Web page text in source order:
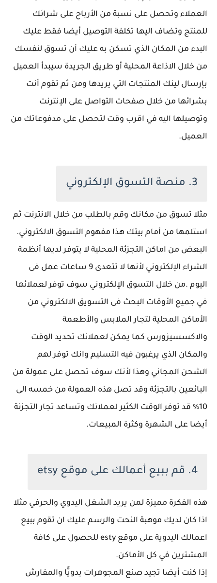
العملاء وتحصل على نسبة من الأرباح على شرائك
للمنتج وتضاف اليها تكلفة التوصيل أيضا فقط عليك
البدء من المكان الذي تسكن به عليك أن تسوق لنفسك
من خلال الاذاعة المحلية أو طريق الجريدة سيبدأ العميل
بإرسال لينك المنتجات التي يريدها ومن ثم تقوم أنت
بشرائها من خلال صفحات التواصل على الإنترنت
وتوصيلها اليه في اقرب وقت لتحصل على مدفوعاتك من
العميل.
3. منصة التسوق الإلكتروني
مثلا تسوق من مكانك وقم بالطلب من خلال الانترنت ثم
استلمها من أمام بيتك هذا مفهوم التسوق الالكتروني.
البعض من اماكن التجزئة المحلية لا يتوفر لديها أنظمة
الشراء الإلكتروني لأنها لا تتعدى 9 ساعات عمل فى
اليوم .من خلال التسوق الإلكتروني سوف توفر لعملائها
في جميع الأوقات البحث فى التسويق الالكتروني من
الأماكن المحلية لتجار الملابس والأطعمة
والاكسسيزورس كما يمكن لعملائك تحديد الوقت
والمكان الذي يرغبون فيه التسليم وانك توفر لهم
الشحن المجاني وهذا لأنك سوف تحصل على عمولة من
البائعين بالتجزئة وقد تصل هذه العمولة من خمسه الى
10% قد توفر الوقت الكثير لعملائك وتساعد تجار التجزئة
أيضا على الشهرة وكثرة المبيعات.
4. قم ببيع أعمالك على موقع etsy
هذه الفكرة مميزة لمن يريد الشغل اليدوي والحرفي مثلا
اذا كان لديك موهبة النحت والرسم عليك ان تقوم ببيع
اعمالك اليدوية على موقع esty للحصول على كافة
المشترين في كل الأماكن.
إذا كنت أيضا تجيد صنع المجوهرات يدويًّا والمفارش